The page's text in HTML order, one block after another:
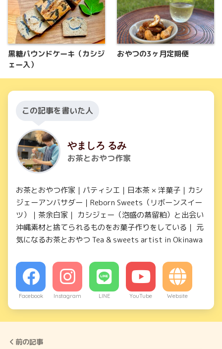
黒糖パウンドケーキ（カシジ
ェー入）
おやつの3ヶ月定期便
この記事を書いた人
やましろ るみ
お茶とおやつ作家
お茶とおやつ作家｜パティシエ｜日本茶 × 洋菓子｜カシ
ジェーアンバサダー｜Reborn Sweets（リボーンスイー
ツ）｜茶余白家｜ カシジェー（泡盛の蒸留粕）と出会い
沖縄素材と捨てられるものをお菓子作りをしている｜ 元
気になるお茶とおやつ Tea & sweets artist in Okinawa
Facebook Instagram LINE YouTube Website
前の記事